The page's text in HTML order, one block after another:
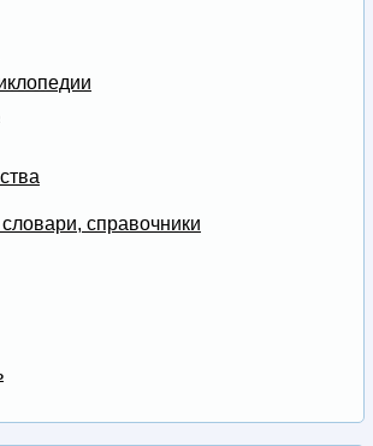
справочники